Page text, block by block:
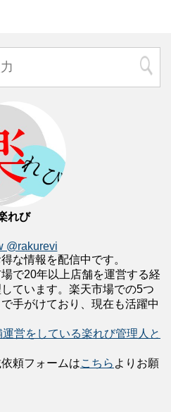
れび
@rakurevi
な情報を配信中です。
で20年以上店舗を運営する経
ています。楽天市場での5つ
手がけており、現在も活躍中
営をしている楽れび管理人と
頼フォームはこちら よりお願